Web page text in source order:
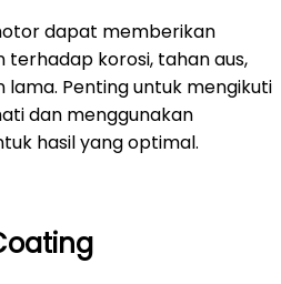
dapat memberikan
korosi, tahan aus,
Penting untuk mengikuti
dan menggunakan
hasil yang optimal.